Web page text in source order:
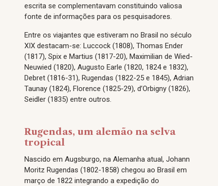
escrita se complementavam constituindo valiosa
fonte de informações para os pesquisadores.
Entre os viajantes que estiveram no Brasil no século
XIX destacam-se: Luccock (1808), Thomas Ender
(1817), Spix e Martius (1817-20), Maximilian de Wied-
Neuwied (1820), Augusto Earle (1820, 1824 e 1832),
Debret (1816-31), Rugendas (1822-25 e 1845), Adrian
Taunay (1824), Florence (1825-29), d’Orbigny (1826),
Seidler (1835) entre outros.
Rugendas, um alemão na selva
tropical
Nascido em Augsburgo, na Alemanha atual, Johann
Moritz Rugendas (1802-1858) chegou ao Brasil em
março de 1822 integrando a expedição do